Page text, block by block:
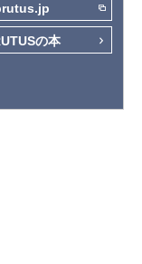
の本